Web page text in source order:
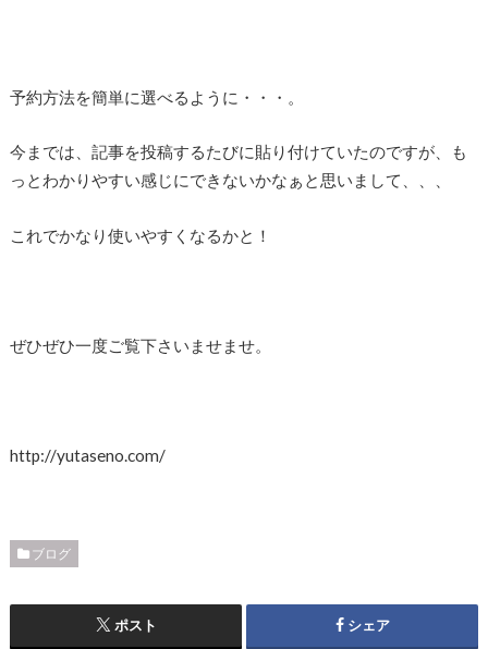
予約方法を簡単に選べるように・・・。
今までは、記事を投稿するたびに貼り付けていたのですが、も
っとわかりやすい感じにできないかなぁと思いまして、、、
これでかなり使いやすくなるかと！
ぜひぜひ一度ご覧下さいませませ。
http://yutaseno.com/
ブログ
ポスト シェア